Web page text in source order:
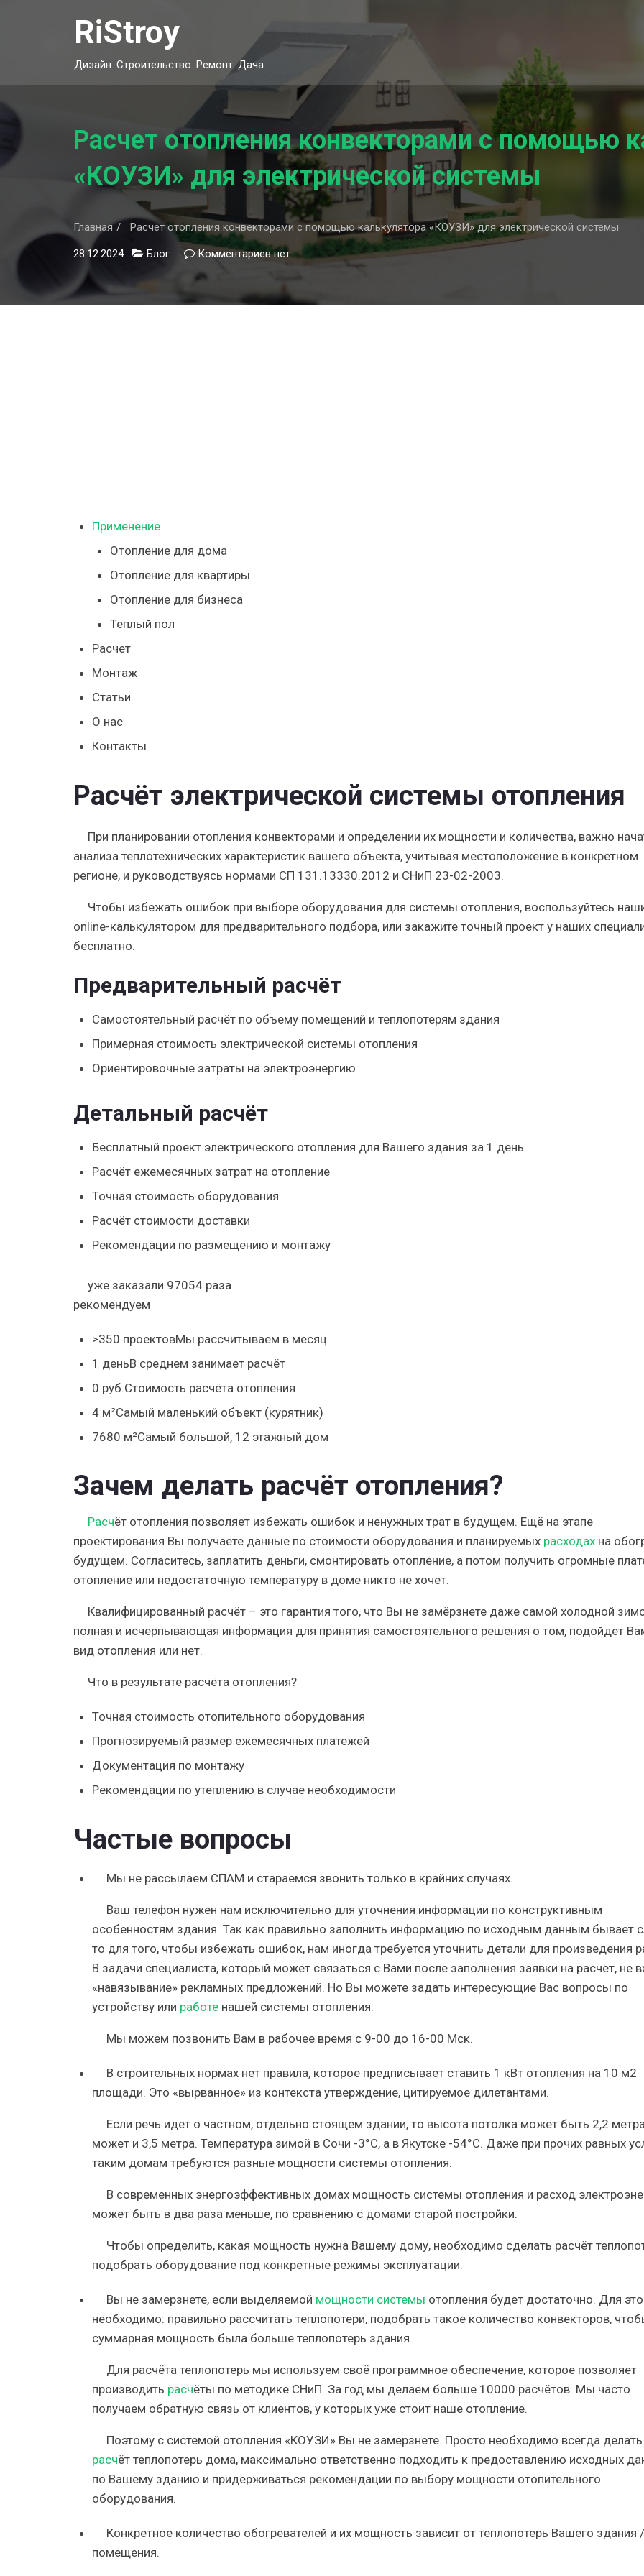
RiStroy
Дизайн. Строительство. Ремонт. Дача
Расчет отопления конвекторами с помощью
«КОУЗИ» для электрической системы
Главная Расчет отопления конвекторами с помощью калькулятора «КОУЗИ» для электрической системы
28.12.2024 Блог Комментариевк
записи
отопления
нет
Применение
Отопление для дома
Отопление для квартиры
Отопление для бизнеса
Тёплый пол
Расчет
Монтаж
Статьи
О нас
Контакты
Расчёт электрической системы отопления
При планировании отопления конвекторами и определении их мощности и количества, важно
анализа теплотехнических характеристик вашего объекта, учитывая местоположение в конкретном
регионе, и руководствуясь нормами СП 131.13330.2012 и СНиП 23-02-2003.
Чтобы избежать ошибок при выборе оборудования для системы отопления, воспользуйтесь
online-калькулятором для предварительного подбора, или закажите точный проект у наших
бесплатно.
Предварительный расчёт
Самостоятельный расчёт по объему помещений и теплопотерям здания
Примерная стоимость электрической системы отопления
Ориентировочные затраты на электроэнергию
Детальный расчёт
Бесплатный проект электрического отопления для Вашего здания за 1 день
Расчёт ежемесячных затрат на отопление
Точная стоимость оборудования
Расчёт стоимости доставки
Рекомендации по размещению и монтажу
уже заказали 97054 раза
рекомендуем
>350 проектовМы рассчитываем в месяц
1 деньВ среднем занимает расчёт
0 руб.Стоимость расчёта отопления
4м²Самый маленький объект (курятник)
7680 м²Самый большой, 12 этажный дом
Зачем делать расчёт отопления?
Расчёт отопления позволяет избежать ошибок и ненужных трат в будущем. Ещё на этапе
проектирования Вы получаете данные по стоимости оборудования и планируемых расходах на
будущем. Согласитесь, заплатить деньги, смонтировать отопление, а потом получить огромные
отопление или недостаточную температуру в доме никто не хочет.
Квалифицированный расчёт – это гарантия того, что Вы не замёрзнете даже самой холодной
полная и исчерпывающая информация для принятия самостоятельного решения о том, подойдет
вид отопления или нет.
Что в результате расчёта отопления?
Точная стоимость отопительного оборудования
Прогнозируемый размер ежемесячных платежей
Документация по монтажу
Рекомендации по утеплению в случае необходимости
Частые вопросы
Мы не рассылаем СПАМ и стараемся звонить только в крайних случаях.
Ваш телефон нужен нам исключительно для уточнения информации по конструктивным
особенностям здания. Так как правильно заполнить информацию по исходным данным бывает
то для того, чтобы избежать ошибок, нам иногда требуется уточнить детали для произведения
В задачи специалиста, который может связаться с Вами после заполнения заявки на расчёт, не
«навязывание» рекламных предложений. Но Вы можете задать интересующие Вас вопросы по
устройству или работенашей системы отопления.
Мы можем позвонить Вам в рабочее время с 9-00 до 16-00 Мск.
В строительных нормах нет правила, которое предписывает ставить 1 кВт отопления на 10 м2
площади. Это «вырванное» из контекста утверждение, цитируемое дилетантами.
Если речь идет о частном, отдельно стоящем здании, то высота потолка может быть 2,2
может и 3,5 метра. Температура зимой в Сочи -3°С, а в Якутске -54°С. Даже при прочих равных
таким домам требуются разные мощности системы отопления.
В современных энергоэффективных домах мощность системы отопления и расход
может быть в два раза меньше, по сравнению с домами старой постройки.
Чтобы определить, какая мощность нужна Вашему дому, необходимо сделать расчёт
подобрать оборудование под конкретные режимы эксплуатации.
Вы не замерзнете, если выделяемой мощности системы отопления будет достаточно. Для
необходимо: правильно рассчитать теплопотери, подобрать такое количество конвекторов,
суммарная мощность была больше теплопотерь здания.
Для расчёта теплопотерь мы используем своё программное обеспечение, которое позволяет
производить расчёты по методике СНиП. За год мы делаем больше 10000 расчётов. Мы часто
получаем обратную связь от клиентов, у которых уже стоит наше отопление.
Поэтому с системой отопления «КОУЗИ» Вы не замерзнете. Просто необходимо всегда делать
расчёт теплопотерь дома, максимально ответственно подходить к предоставлению исходных
по Вашему зданию и придерживаться рекомендации по выбору мощности отопительного
оборудования.
Конкретное количество обогревателей и их мощность зависит от теплопотерь Вашего здания /
помещения.